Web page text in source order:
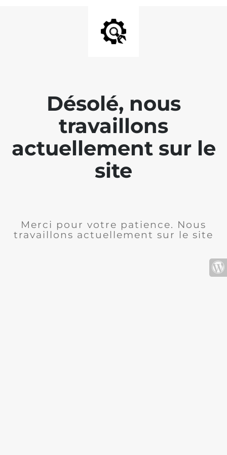
Désolé, nous
travaillons
actuellement sur le
site
Merci pour votre patience. Nous
travaillons actuellement sur le site